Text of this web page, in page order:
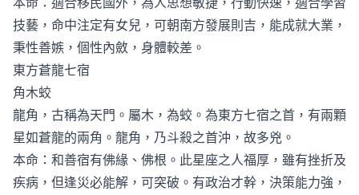
技藝，命中注定有女兒，可朝南方發展則吉，能成就大業，
秉性善嫉，個性內斂，身體較差。
東方蒼龍七宿
角木蛟
龍角，古稱為天門。屬木，為蛟。為東方七宿之首，有兩顆
星如蒼龍的兩角。龍角，乃斗殺之首沖，故多兇。
本命：和善宿有佛緣、佛根。此星座之人福厚，雖有挫折及
疾病，但逢災必能解，可突破。有政治才幹，決策能力強，